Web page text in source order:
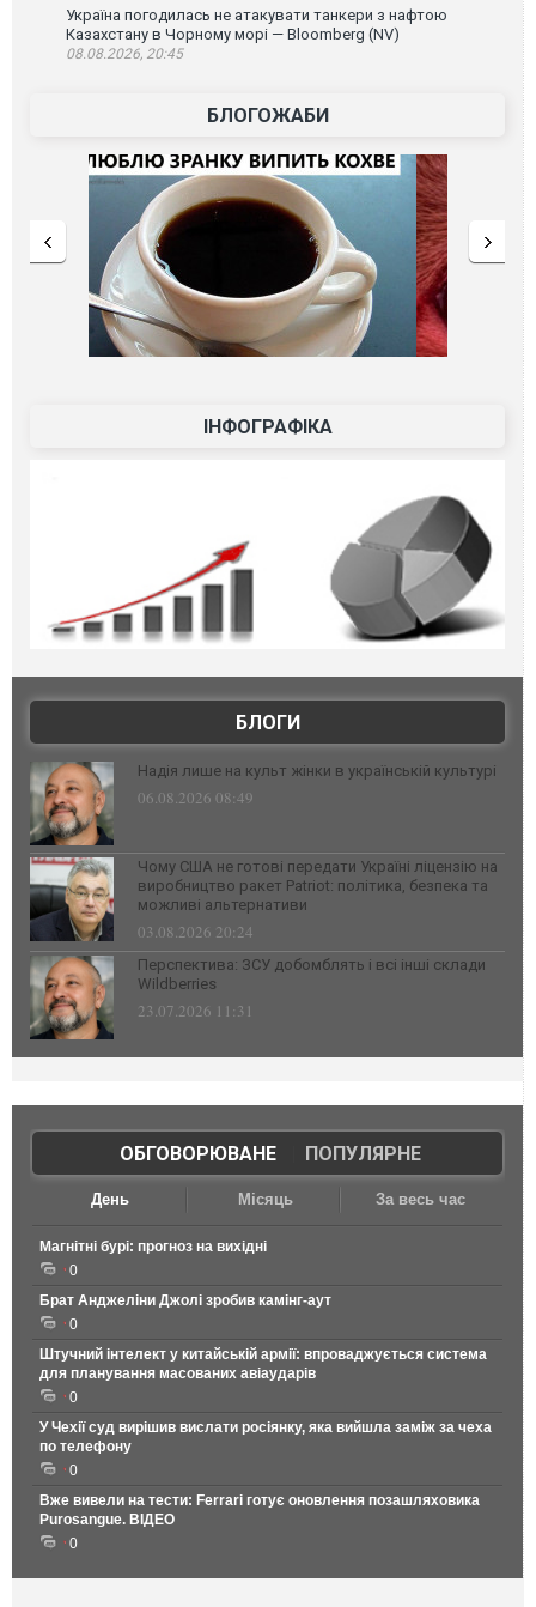
Україна погодилась не атакувати танкери з нафтою
Казахстану в Чорному морі — Bloomberg (NV)
08.08.2026, 20:45
БЛОГОЖАБИ
ІНФОГРАФІКА
БЛОГИ
Надія лише на культ жінки в українській культурі
06.08.2026 08:49
Чому США не готові передати Україні ліцензію на
виробництво ракет Patriot: політика, безпека та
можливі альтернативи
03.08.2026 20:24
Перспектива: ЗСУ добомблять і всі інші склади
Wildberries
23.07.2026 11:31
ОБГОВОРЮВАНЕ| ПОПУЛЯРНЕ
День Місяць За весь час
Магнітні бурі: прогноз на вихідні
0
Брат Анджеліни Джолі зробив камінг-аут
0
Штучний інтелект у китайській армії: впроваджується система
для планування масованих авіаударів
0
У Чехії суд вирішив вислати росіянку, яка вийшла заміж за чеха
по телефону
0
Вже вивели на тести: Ferrari готує оновлення позашляховика
Purosangue. ВІДЕО
0